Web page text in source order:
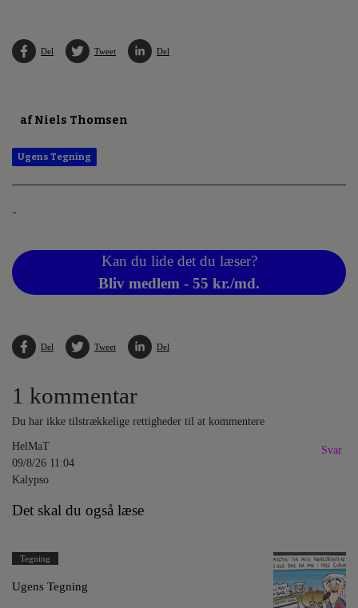
Del Tweet Del
af Niels Thomsen
Ugens Tegning
-
Kan du lide det du læser?
Bliv medlem - 55 kr./md.
Del Tweet Del
1 kommentar
Du har ikke tilstrækkelige rettigheder til at kommentere
HelMaT
09/8/26 11:04
Kalypso
Svar
Det skal du også læse
Tegning
Ugens Tegning